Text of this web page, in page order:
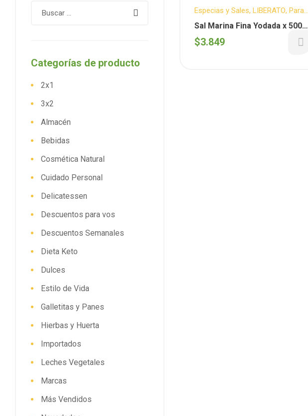
Especias y Sales, LIBERATO, Para
tus comidas
Sal Marina Fina Yodada x 500G
(Liberato)
$3.849
Categorías de producto
2x1
3x2
Almacén
Bebidas
Cosmética Natural
Cuidado Personal
Delicatessen
Descuentos para vos
Descuentos Semanales
Dieta Keto
Dulces
Estilo de Vida
Galletitas y Panes
Hierbas y Huerta
Importados
Leches Vegetales
Marcas
Más Vendidos